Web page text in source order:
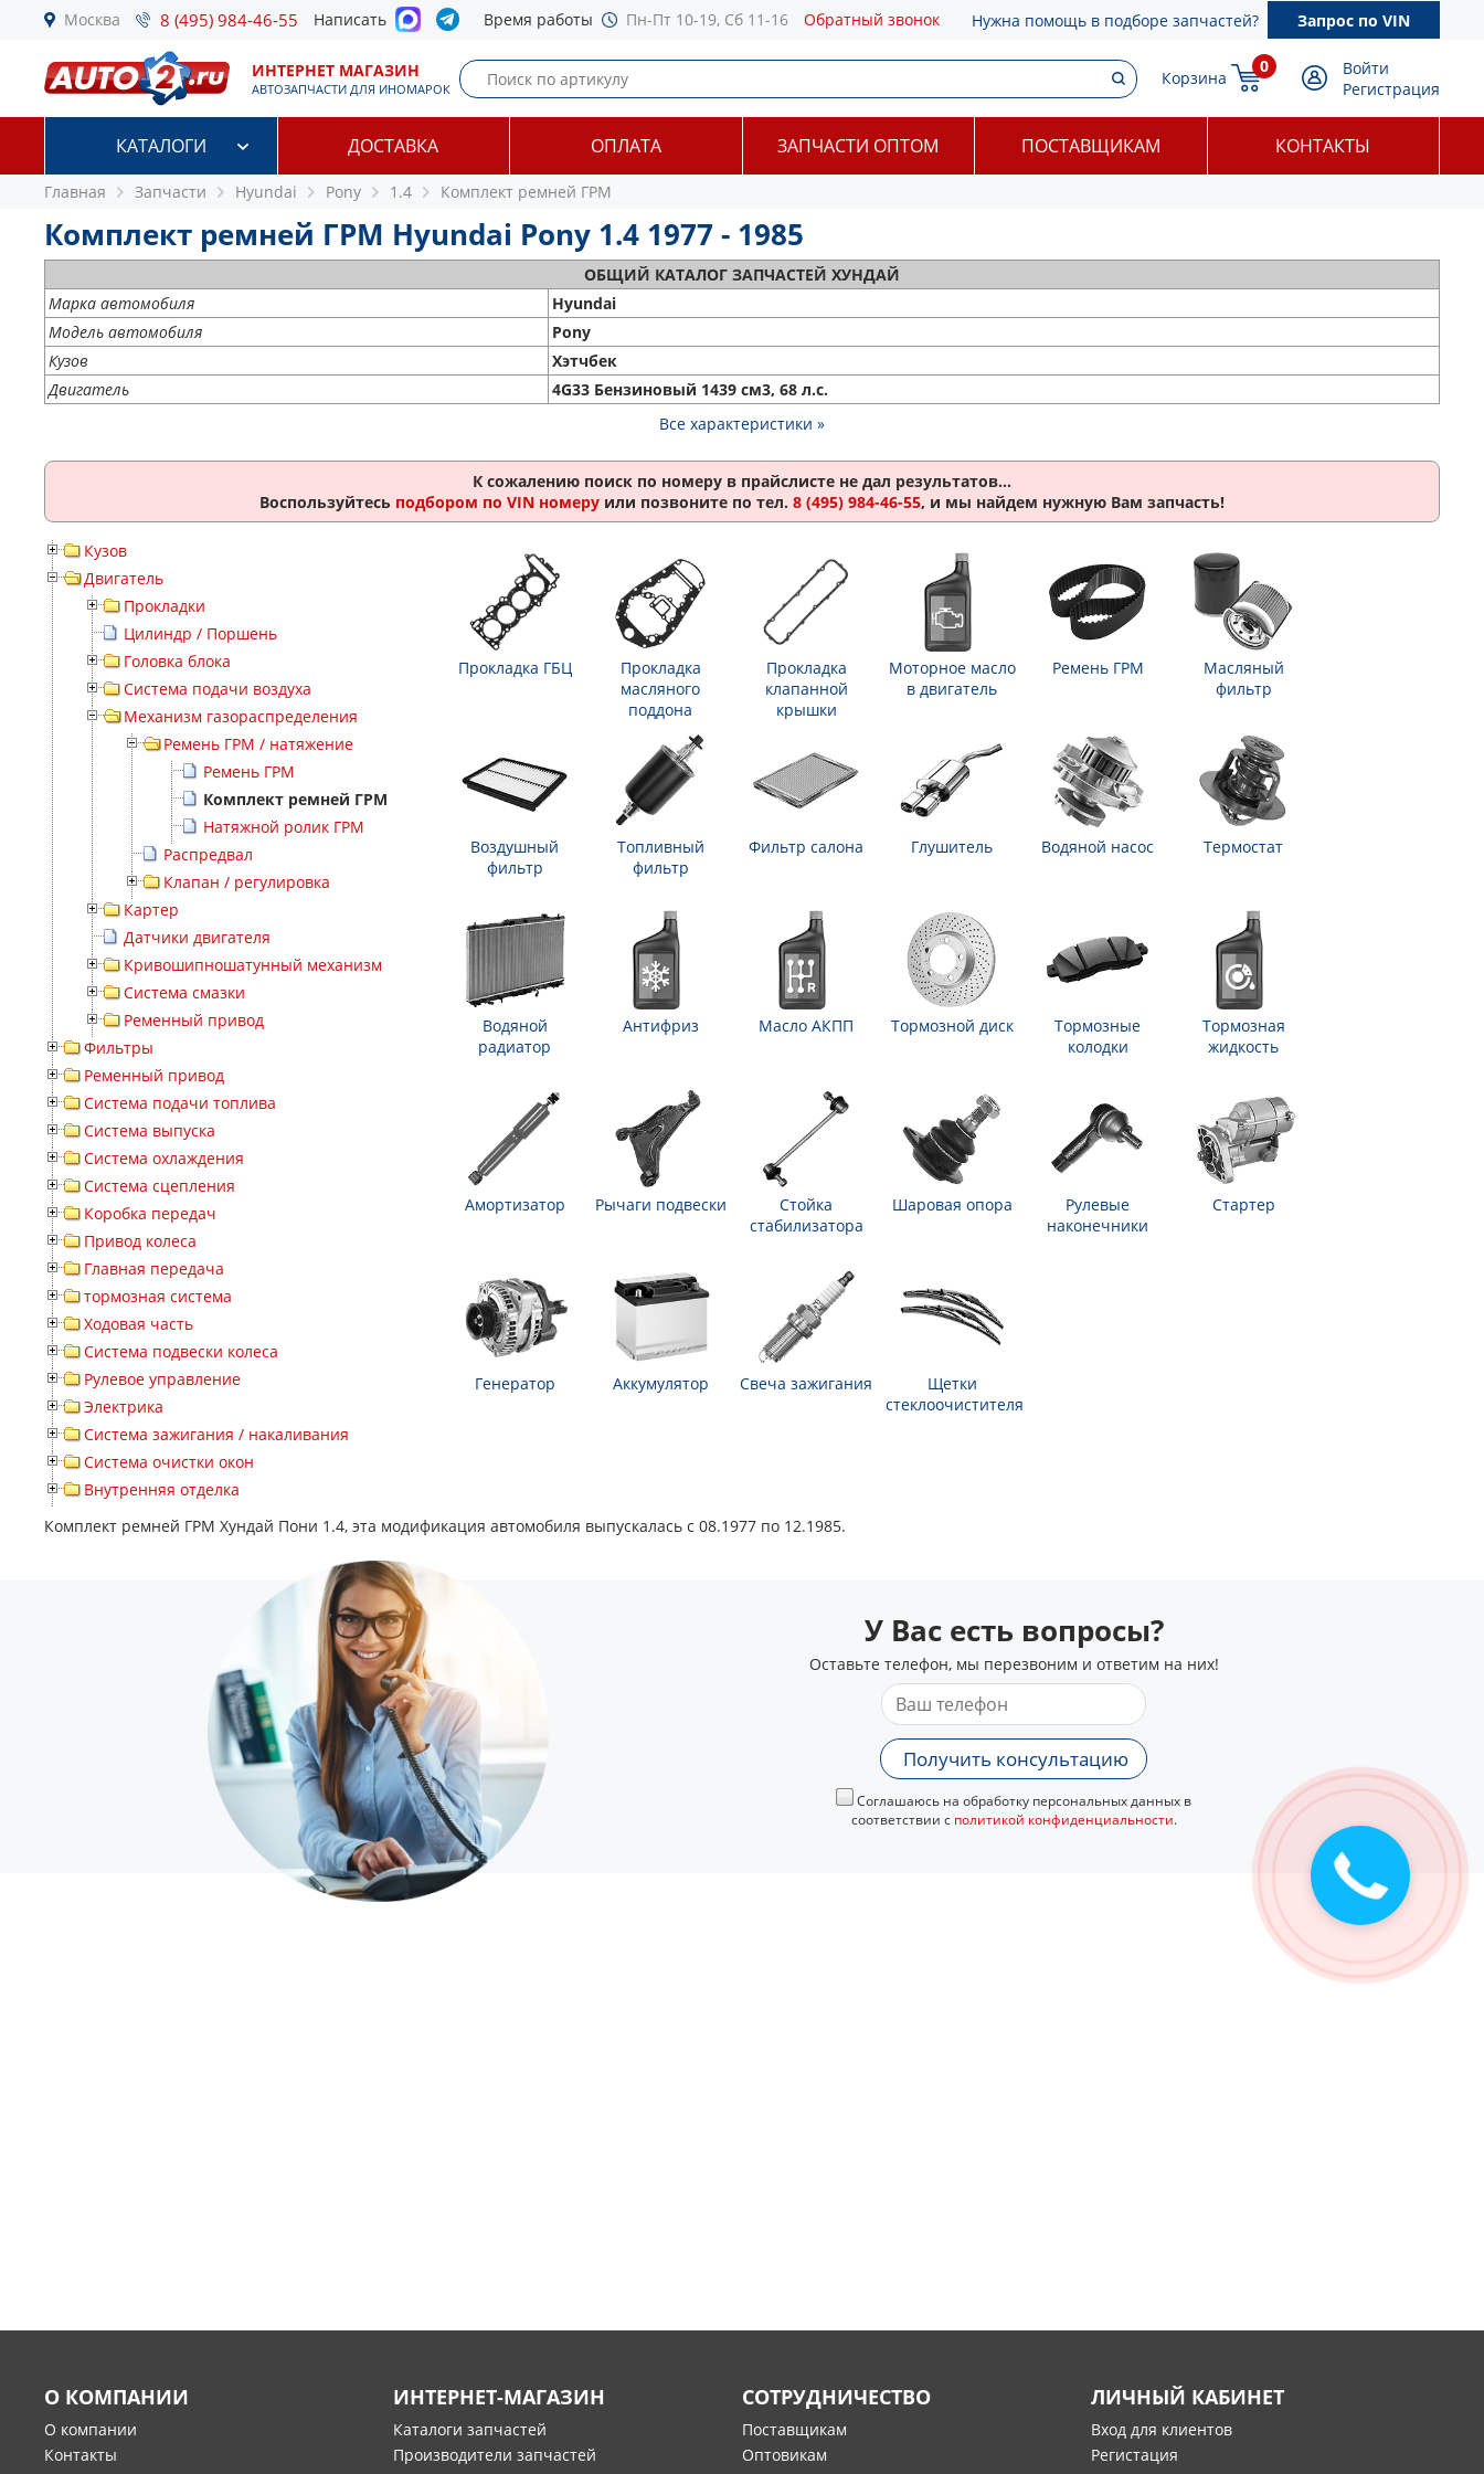
Москва 8 (495) 984-46-55 Написать Время работы Пн-Пт 10-19, Сб 11-16 Обратный звонок Нужна помощь в подборе запчастей? Запрос по VIN
ИНТЕРНЕТ МАГАЗИН
АВТОЗАПЧАСТИ ДЛЯ ИНОМАРОК
Корзина
0
Войти
Регистрация
КАТАЛОГИ ДОСТАВКА ОПЛАТА ЗАПЧАСТИ ОПТОМ ПОСТАВЩИКАМ КОНТАКТЫ
Главная Запчасти Hyundai Pony 1.4 Комплект ремней ГРМ
Комплект ремней ГРМ Hyundai Pony 1.4 1977 - 1985
ОБЩИЙ КАТАЛОГ ЗАПЧАСТЕЙ ХУНДАЙ
Марка автомобиля
Hyundai
Модель автомобиля
Pony
Кузов
Хэтчбек
Двигатель
4G33 Бензиновый 1439 см3, 68 л.с.
Все характеристики »
К сожалению поиск по номеру в прайслисте не дал результатов...
Воспользуйтесь подбором по VIN номеру или позвоните по тел. 8 (495) 984-46-55, и мы найдем нужную Вам запчасть!
Кузов
Двигатель
Прокладки
Цилиндр / Поршень
Головка блока
Система подачи воздуха
Механизм газораспределения
Ремень ГРМ / натяжение
Ремень ГРМ
Комплект ремней ГРМ
Натяжной ролик ГРМ
Распредвал
Клапан / регулировка
Картер
Датчики двигателя
Кривошипношатунный механизм
Система смазки
Ременный привод
Фильтры
Ременный привод
Система подачи топлива
Система выпуска
Система охлаждения
Система сцепления
Коробка передач
Привод колеса
Главная передача
тормозная система
Ходовая часть
Система подвески колеса
Рулевое управление
Электрика
Система зажигания / накаливания
Система очистки окон
Внутренняя отделка
Прокладка ГБЦ
Прокладка
масляного
поддона
Прокладка
клапанной
крышки
Моторное масло
в двигатель
Ремень ГРМ
Масляный
фильтр
Воздушный
фильтр
Топливный
фильтр
Фильтр салона Глушитель Водяной насос Термостат
Водяной
радиатор
Антифриз Масло АКПП Тормозной диск
Тормозные
колодки
Тормозная
жидкость
Амортизатор Рычаги подвески
Стойка
стабилизатора
Шаровая опора
Рулевые
наконечники
Стартер
Генератор Аккумулятор Свеча зажигания
Щетки
стеклоочистителя
Комплект ремней ГРМ Хундай Пони 1.4, эта модификация автомобиля выпускалась с 08.1977 по 12.1985.
У Вас есть вопросы?
Оставьте телефон, мы перезвоним и ответим на них!
Получить консультацию
Соглашаюсь на обработку персональных данных в
соответствии с политикой конфиденциальности.
О КОМПАНИИ
О компании
Контакты
ИНТЕРНЕТ-МАГАЗИН
Каталоги запчастей
Производители запчастей
СОТРУДНИЧЕСТВО
Поставщикам
Оптовикам
ЛИЧНЫЙ КАБИНЕТ
Вход для клиентов
Регистация